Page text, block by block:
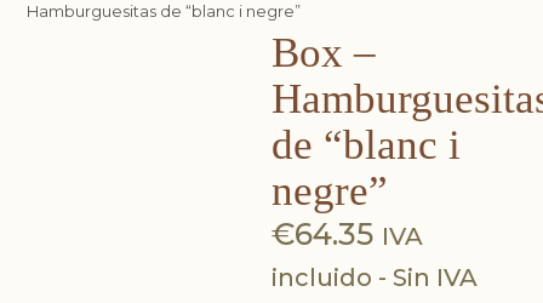
Hamburguesitas de “blanc i negre”
★
Box –
de “blanc i
negre”
€64.35 IVA
incluido - Sin IVA